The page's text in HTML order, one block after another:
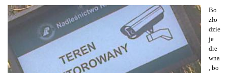
Bo
zło
dzie
je
dre
wna
, bo